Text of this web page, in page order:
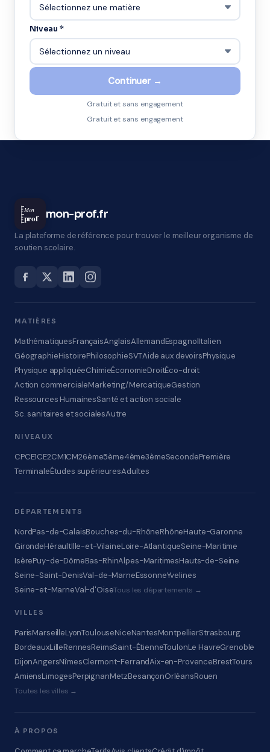
Niveau *
Continuer →
Gratuit et sans engagement
Gratuit et sans engagement
Mon
prof mon-prof.fr
La plateforme de référence pour trouver le meilleur organisme de
soutien scolaire.
MATIÈRES
MathématiquesFrançaisAnglaisAllemandEspagnolItalien
GéographieHistoirePhilosophieSVTAide aux devoirsPhysique
Physique appliquéeChimieÉconomieDroitÉco-droit
Action commercialeMarketing/MercatiqueGestion
Ressources HumainesSanté et action sociale
Sc. sanitaires et socialesAutre
NIVEAUX
CPCE1CE2CM1CM26ème5ème4ème3èmeSecondePremière
TerminaleÉtudes supérieuresAdultes
DÉPARTEMENTS
NordPas-de-CalaisBouches-du-RhôneRhôneHaute-Garonne
GirondeHéraultIlle-et-VilaineLoire-AtlantiqueSeine-Maritime
IsèrePuy-de-DômeBas-RhinAlpes-MaritimesHauts-de-Seine
Seine-Saint-DenisVal-de-MarneEssonneYvelines
Seine-et-MarneVal-d'OiseTous les départements →
VILLES
ParisMarseilleLyonToulouseNiceNantesMontpellierStrasbourg
BordeauxLilleRennesReimsSaint-ÉtienneToulonLe HavreGrenoble
DijonAngersNîmesClermont-FerrandAix-en-ProvenceBrestTours
AmiensLimogesPerpignanMetzBesançonOrléansRouen
Toutes les villes →
À PROPOS